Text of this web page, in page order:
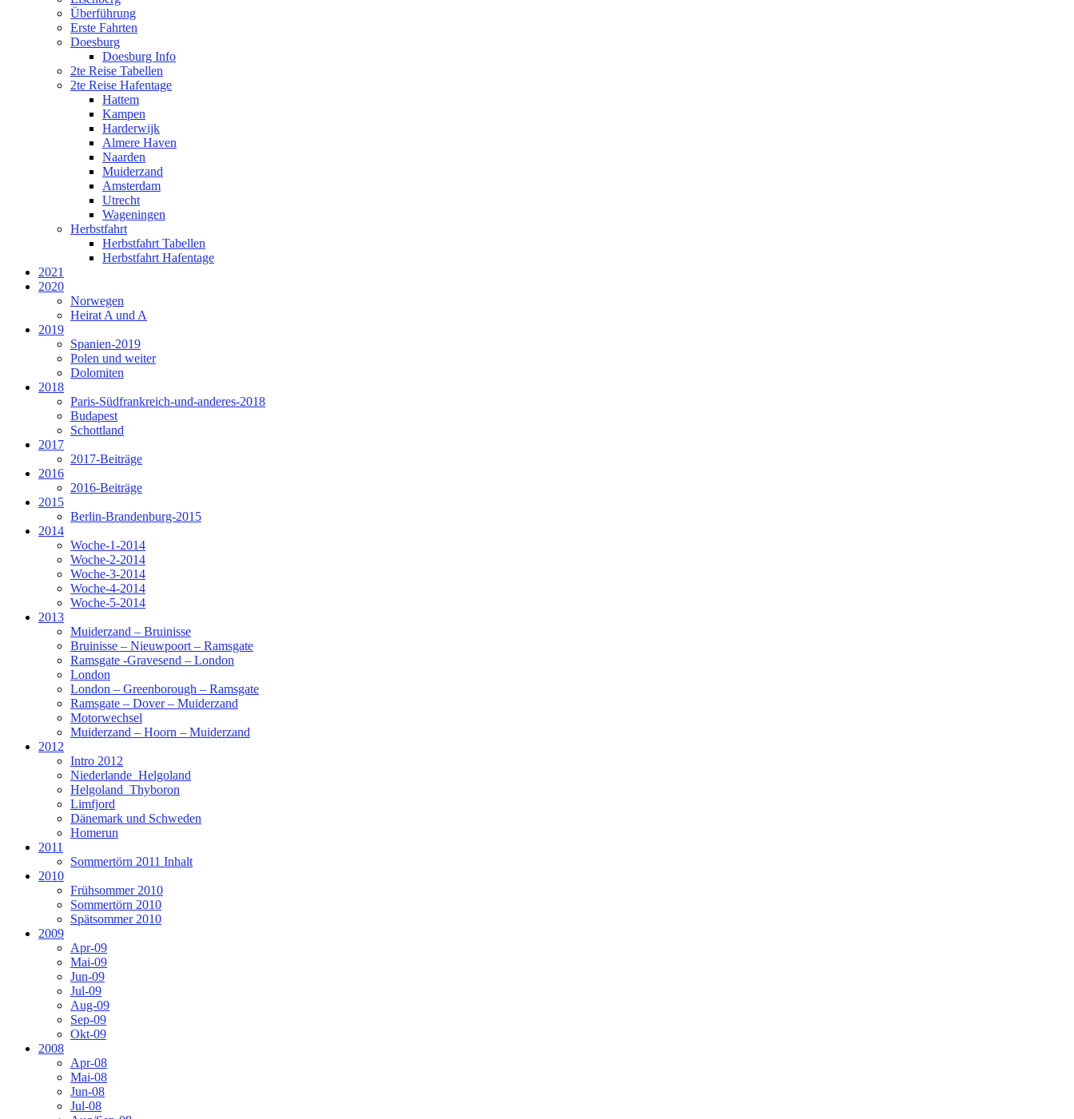
Überführung
Erste Fahrten
Doesburg
Doesburg Info
2te Reise Tabellen
2te Reise Hafentage
Hattem
Kampen
Harderwijk
Almere Haven
Naarden
Muiderzand
Amsterdam
Utrecht
Wageningen
Herbstfahrt
Herbstfahrt Tabellen
Herbstfahrt Hafentage
2021
2020
Norwegen
Heirat A und A
2019
Spanien-2019
Polen und weiter
Dolomiten
2018
Paris-Südfrankreich-und-anderes-2018
Budapest
Schottland
2017
2017-Beiträge
2016
2016-Beiträge
2015
Berlin-Brandenburg-2015
2014
Woche-1-2014
Woche-2-2014
Woche-3-2014
Woche-4-2014
Woche-5-2014
2013
Muiderzand – Bruinisse
Bruinisse – Nieuwpoort – Ramsgate
Ramsgate -Gravesend – London
London
London – Greenborough – Ramsgate
Ramsgate – Dover – Muiderzand
Motorwechsel
Muiderzand – Hoorn – Muiderzand
2012
Intro 2012
Niederlande_Helgoland
Helgoland_Thyboron
Limfjord
Dänemark und Schweden
Homerun
2011
Sommertörn 2011 Inhalt
2010
Frühsommer 2010
Sommertörn 2010
Spätsommer 2010
2009
Apr-09
Mai-09
Jun-09
Jul-09
Aug-09
Sep-09
Okt-09
2008
Apr-08
Mai-08
Jun-08
Jul-08